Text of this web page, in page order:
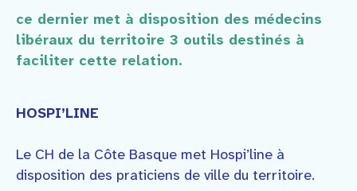
ce dernier met à disposition des médecins
libéraux du territoire 3 outils destinés à
faciliter cette relation.
HOSPI’LINE
Le CH de la Côte Basque met Hospi’line à
disposition des praticiens de ville du territoire.